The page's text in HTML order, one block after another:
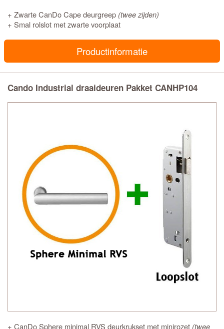
+ Zwarte CanDo Cape deurgreep (twee zijden)
+ Smal rolslot met zwarte voorplaat
Productinformatie
Cando Industrial draaideuren Pakket CANHP104
+ CanDo Sphere minimal RVS deurkrukset met minirozet (twee